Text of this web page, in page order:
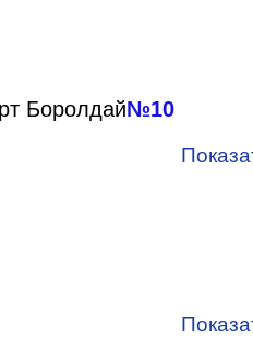
Боролдай№10